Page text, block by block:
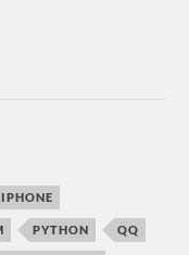
IPHONE
PYTHON QQ